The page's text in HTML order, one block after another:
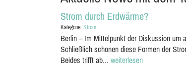
Strom durch Erdwärme?
Kategorie: Strom
Berlin – Im Mittelpunkt der Diskussion um
Schließlich schonen diese Formen der
Beides trifft ab... weiterlesen